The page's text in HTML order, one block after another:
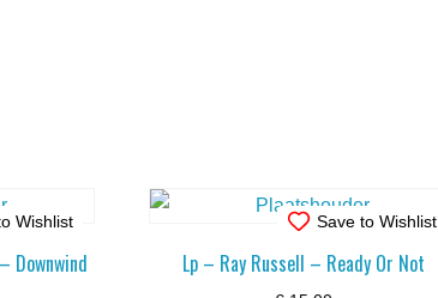
Wishlist
Downwind
Save to Wishlist
Lp – Ray Russell – Ready Or Not